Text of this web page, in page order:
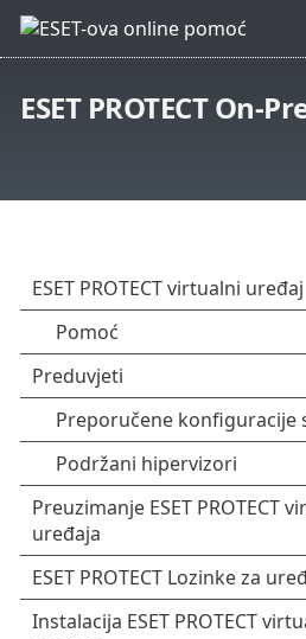
ESET PROTECT On-